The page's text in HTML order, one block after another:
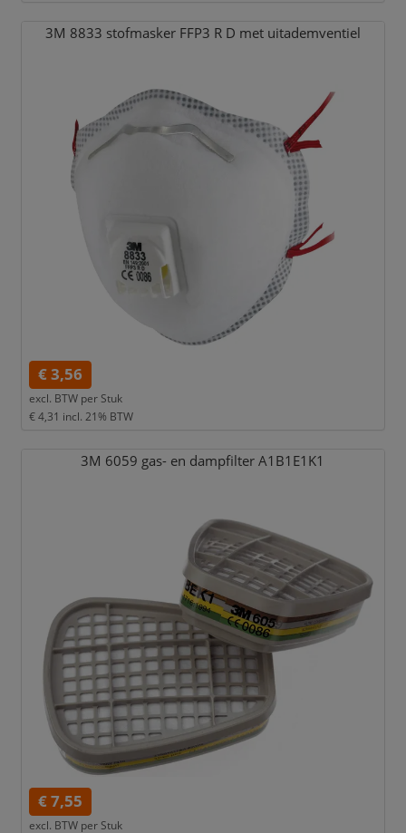
3M 8833 stofmasker FFP3 R D met uitademventiel
€ 3,56
excl. BTW per Stuk
€ 4,31 incl. 21% BTW
3M 6059 gas- en dampfilter A1B1E1K1
€ 7,55
excl. BTW per Stuk